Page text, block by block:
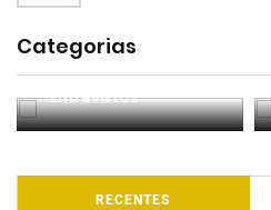
Categorias
Entrevistas
RECENTES